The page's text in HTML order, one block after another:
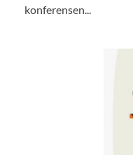
konferensen...